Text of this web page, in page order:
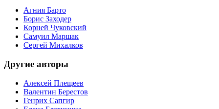
Агния Барто
Борис Заходер
Корней Чуковский
Самуил Маршак
Сергей Михалков
Другие авторы
Алексей Плещеев
Валентин Берестов
Генрих Сапгир